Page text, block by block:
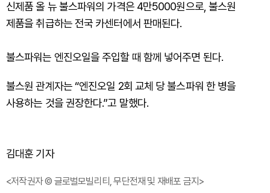
신제품 올 뉴 불스파워의 가격은 4만5000원으로, 불스원
제품을 취급하는 전국 카센터에서 판매된다.
불스파워는 엔진오일을 주입할 때 함께 넣어주면 된다.
불스원 관계자는 “엔진오일 2회 교체 당 불스파워 한 병을
사용하는 것을 권장한다.”고 말했다.
김대훈 기자
<저작권자 © 글로벌모빌리티, 무단전재 및 재배포 금지>